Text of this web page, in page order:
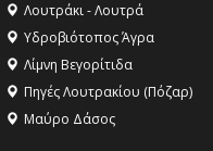
Λουτράκι - Λουτρά
Υδροβιότοπος Άγρα
Λίμνη Βεγορίτιδα
Πηγές Λουτρακίου (Πόζαρ)
Μαύρο Δάσος